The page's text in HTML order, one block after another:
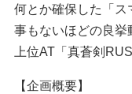
何とか確保した「ス
事もないほどの良挙
上位AT「真蒼剣
【企画概要】